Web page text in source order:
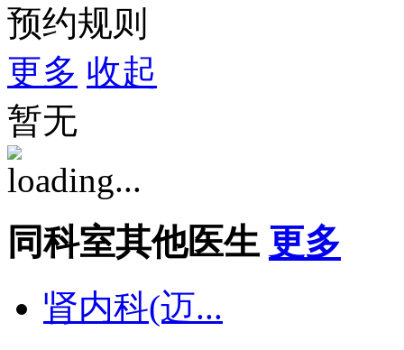
预约规则
更多 收起
暂无
同科室其他医生 更多
肾内科(迈...